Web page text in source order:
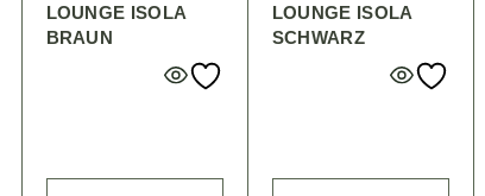
LOUNGE ISOLA
BRAUN
LOUNGE ISOLA
SCHWARZ